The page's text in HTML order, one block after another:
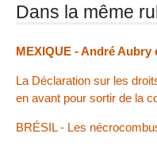
Dans la même
MEXIQUE - André Aubry
La Déclaration sur les
en avant pour sortir de la
BRÉSIL - Les